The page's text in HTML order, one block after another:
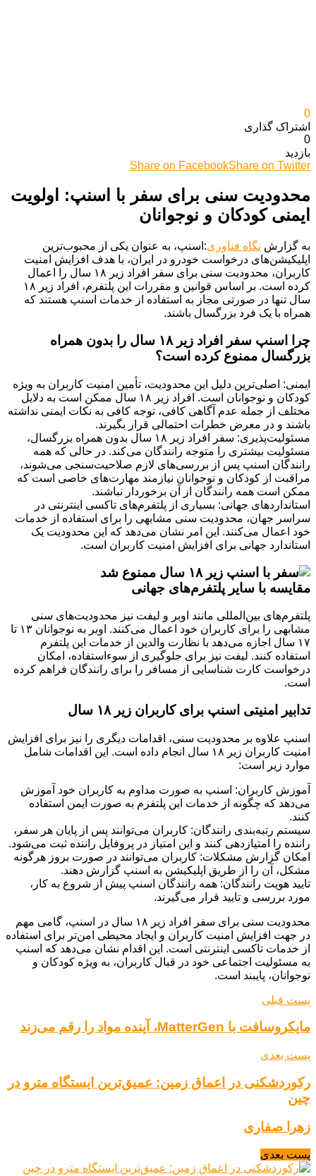
0
اشتراک گذاری‌
0
بازدید
Share on FacebookShare on Twitter
محدودیت سنی برای سفر با اسنپ: اولویت
ایمنی کودکان و نوجوانان
به گزارش نگاه فناوری:اسنپ، به عنوان یکی از محبوب‌ترین
اپلیکیشن‌های درخواست خودرو در ایران، با هدف افزایش امنیت
کاربران، محدودیت سنی برای سفر افراد زیر ۱۸ سال را اعمال
کرده است. بر اساس قوانین و مقررات این پلتفرم، افراد زیر ۱۸
سال تنها در صورتی مجاز به استفاده از خدمات اسنپ هستند که
همراه با یک فرد بزرگسال باشند.
چرا اسنپ سفر افراد زیر ۱۸ سال را بدون همراه
بزرگسال ممنوع کرده است؟
ایمنی: اصلی‌ترین دلیل این محدودیت، تأمین امنیت کاربران به ویژه
کودکان و نوجوانان است. افراد زیر ۱۸ سال ممکن است به دلایل
مختلف از جمله عدم آگاهی کافی، توجه کافی به نکات ایمنی نداشته
باشند و در معرض خطرات احتمالی قرار بگیرند.
مسئولیت‌پذیری: سفر افراد زیر ۱۸ سال بدون همراه بزرگسال،
مسئولیت بیشتری را متوجه رانندگان می‌کند. در حالی که همه
رانندگان اسنپ پس از بررسی‌های لازم صلاحیت‌سنجی می‌شوند،
مراقبت از کودکان و نوجوانان نیازمند مهارت‌های خاصی است که
ممکن است همه رانندگان از آن برخوردار نباشند.
استانداردهای جهانی: بسیاری از پلتفرم‌های تاکسی اینترنتی در
سراسر جهان، محدودیت سنی مشابهی را برای استفاده از خدمات
خود اعمال می‌کنند. این امر نشان می‌دهد که این محدودیت یک
استاندارد جهانی برای افزایش امنیت کاربران است.
مقایسه با سایر پلتفرم‌های جهانی
پلتفرم‌های بین‌المللی مانند اوبر و لیفت نیز محدودیت‌های سنی
مشابهی را برای کاربران خود اعمال می‌کنند. اوبر به نوجوانان ۱۳ تا
۱۷ سال اجازه می‌دهد با نظارت والدین از خدمات این پلتفرم
استفاده کنند. لیفت نیز برای جلوگیری از سوءاستفاده، امکان
درخواست کارت شناسایی از مسافر را برای رانندگان فراهم کرده
است.
تدابیر امنیتی اسنپ برای کاربران زیر ۱۸ سال
اسنپ علاوه بر محدودیت سنی، اقدامات دیگری را نیز برای افزایش
امنیت کاربران زیر ۱۸ سال انجام داده است. این اقدامات شامل
موارد زیر است:
آموزش کاربران: اسنپ به صورت مداوم به کاربران خود آموزش
می‌دهد که چگونه از خدمات این پلتفرم به صورت ایمن استفاده
کنند.
سیستم رتبه‌بندی رانندگان: کاربران می‌توانند پس از پایان هر سفر،
راننده را امتیازدهی کنند و این امتیاز در پروفایل راننده ثبت می‌شود.
امکان گزارش مشکلات: کاربران می‌توانند در صورت بروز هرگونه
مشکل، آن را از طریق اپلیکیشن به اسنپ گزارش دهند.
تایید هویت رانندگان: همه رانندگان اسنپ پیش از شروع به کار،
مورد بررسی و تایید قرار می‌گیرند.
محدودیت سنی برای سفر افراد زیر ۱۸ سال در اسنپ، گامی مهم
در جهت افزایش امنیت کاربران و ایجاد محیطی امن‌تر برای استفاده
از خدمات تاکسی اینترنتی است. این اقدام نشان می‌دهد که اسنپ
به مسئولیت اجتماعی خود در قبال کاربران، به ویژه کودکان و
نوجوانان، پایبند است.
پست قبلی
مایکروسافت با MatterGen، آینده مواد را رقم می‌زند
پست بعدی
رکوردشکنی در اعماق زمین: عمیق‌ترین ایستگاه مترو در
چین
زهرا صفاری
پست بعدی